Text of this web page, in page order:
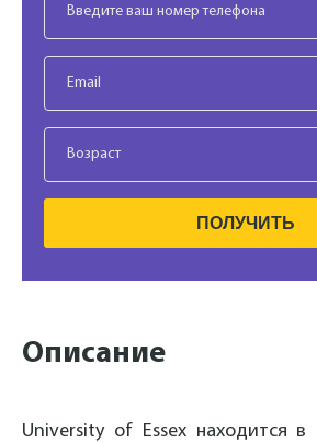
Описание
University of Essex находится в
ПОЛУЧИТЬ